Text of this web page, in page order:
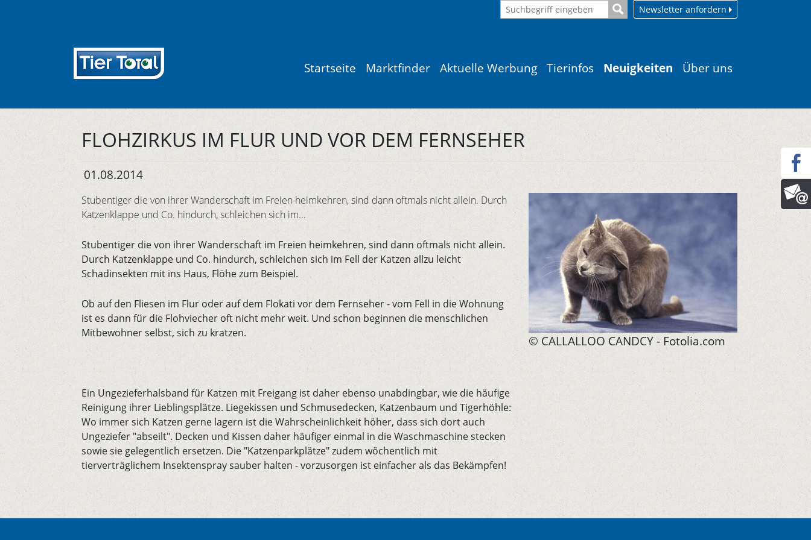
Newsletter anfordern
Startseite Marktfinder Aktuelle Werbung Tierinfos Neuigkeiten Über uns
FLOHZIRKUS IM FLUR UND VOR DEM FERNSEHER
01.08.2014
Stubentiger die von ihrer Wanderschaft im Freien heimkehren, sind dann oftmals nicht allein. Durch
Katzenklappe und Co. hindurch, schleichen sich im...
Stubentiger die von ihrer Wanderschaft im Freien heimkehren, sind dann oftmals nicht allein.
Durch Katzenklappe und Co. hindurch, schleichen sich im Fell der Katzen allzu leicht
Schadinsekten mit ins Haus, Flöhe zum Beispiel.
Ob auf den Fliesen im Flur oder auf dem Flokati vor dem Fernseher - vom Fell in die Wohnung
ist es dann für die Flohviecher oft nicht mehr weit. Und schon beginnen die menschlichen
Mitbewohner selbst, sich zu kratzen.
Ein Ungezieferhalsband für Katzen mit Freigang ist daher ebenso unabdingbar, wie die häufige
Reinigung ihrer Lieblingsplätze. Liegekissen und Schmusedecken, Katzenbaum und Tigerhöhle:
Wo immer sich Katzen gerne lagern ist die Wahrscheinlichkeit höher, dass sich dort auch
Ungeziefer "abseilt". Decken und Kissen daher häufiger einmal in die Waschmaschine stecken
sowie sie gelegentlich ersetzen. Die "Katzenparkplätze" zudem wöchentlich mit
tierverträglichem Insektenspray sauber halten - vorzusorgen ist einfacher als das Bekämpfen!
© CALLALLOO CANDCY - Fotolia.com